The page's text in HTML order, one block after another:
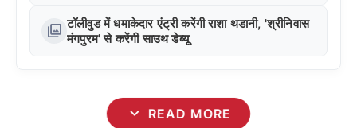
photo_library टॉलीवुड में धमाकेदार एंट्री करेंगी राशा थडानी, 'श्रीनिवास
मंगपुरम' से करेंगी साउथ डेब्यू
expand_more READ MORE